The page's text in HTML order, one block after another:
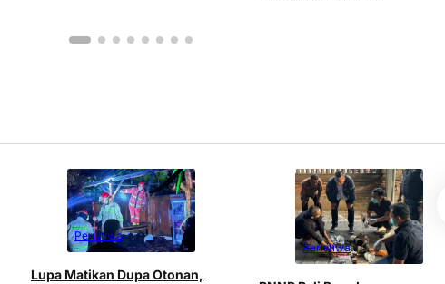
Peristiwa
Lupa Matikan Dupa Otonan,
Peristiwa